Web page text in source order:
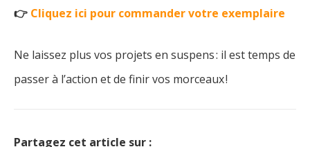
👉 Cliquez ici pour commander votre exemplaire
Ne laissez plus vos projets en suspens : il est temps de
passer à l’action et de finir vos morceaux !
Partagez cet article sur :